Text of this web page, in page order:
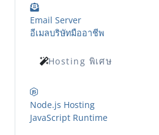
Email Server
อีเมลบริษัทมืออาชีพ
Hosting พิเศษ
Node.js Hosting
JavaScript Runtime